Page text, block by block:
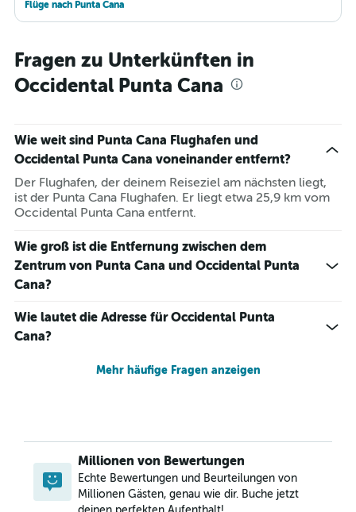
Flüge nach Punta Cana
Fragen zu Unterkünften in
Occidental Punta Cana
Wie weit sind Punta Cana Flughafen und
Occidental Punta Cana voneinander entfernt?
Der Flughafen, der deinem Reiseziel am nächsten liegt,
ist der Punta Cana Flughafen. Er liegt etwa 25,9 km vom
Occidental Punta Cana entfernt.
Wie groß ist die Entfernung zwischen dem
Zentrum von Punta Cana und Occidental Punta
Cana?
Wie lautet die Adresse für Occidental Punta
Cana?
Mehr häufige Fragen anzeigen
Millionen von Bewertungen
Echte Bewertungen und Beurteilungen von
Millionen Gästen, genau wie dir. Buche jetzt